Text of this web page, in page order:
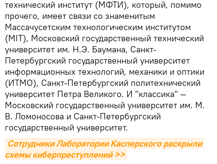
технический институт (МФТИ), который, помимо
прочего, имеет связи со знаменитым
Массачусетским технологическим институтом
(MIT), Московский государственный технический
университет им. Н.Э. Баумана, Санкт-
Петербургский государственный университет
информационных технологий, механики и оптики
(ИТМО), Санкт-Петербургский политехнический
университет Петра Великого. И "классика" —
Московский государственный университет им. М.
В. Ломоносова и Санкт-Петербургский
государственный университет.
Сотрудники Лаборатории Касперского раскрыли
схемы киберпреступлений >>